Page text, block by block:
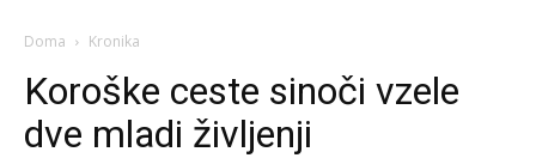
Doma Kronika
Koroške ceste sinoči vzele
dve mladi življenji